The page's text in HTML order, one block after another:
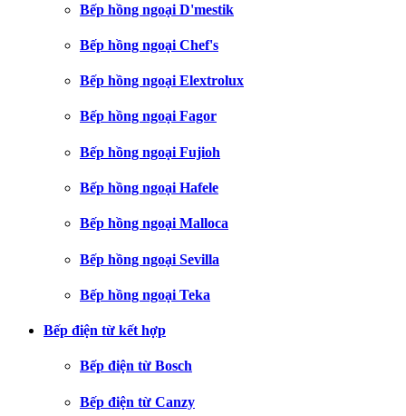
Bếp hồng ngoại D'mestik
Bếp hồng ngoại Chef's
Bếp hồng ngoại Elextrolux
Bếp hồng ngoại Fagor
Bếp hồng ngoại Fujioh
Bếp hồng ngoại Hafele
Bếp hồng ngoại Malloca
Bếp hồng ngoại Sevilla
Bếp hồng ngoại Teka
Bếp điện từ kết hợp
Bếp điện từ Bosch
Bếp điện từ Canzy